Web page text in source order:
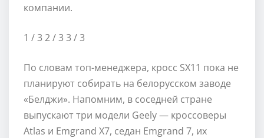
компании.
1 / 3 2/ 3 3 / 3
По словам топ-менеджера, кросс SX11 пока не
планируют собирать на белорусском заводе
«Белджи». Напомним, в соседней стране
выпускают три модели Geely — кроссоверы
Atlas и Emgrand X7, седан Emgrand 7, их